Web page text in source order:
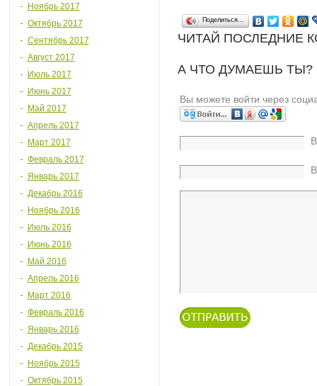
Ноябрь 2017
Октябрь 2017
Сентябрь 2017
Август 2017
Июль 2017
Июнь 2017
Май 2017
Апрель 2017
Март 2017
Февраль 2017
Январь 2017
Декабрь 2016
Ноябрь 2016
Июль 2016
Июнь 2016
Май 2016
Апрель 2016
Март 2016
Февраль 2016
Январь 2016
Декабрь 2015
Ноябрь 2015
Октябрь 2015
Поделиться…
ЧИТАЙ ПОСЛЕДНИЕ
А ЧТО ДУМАЕШЬ
Вы можете войти через